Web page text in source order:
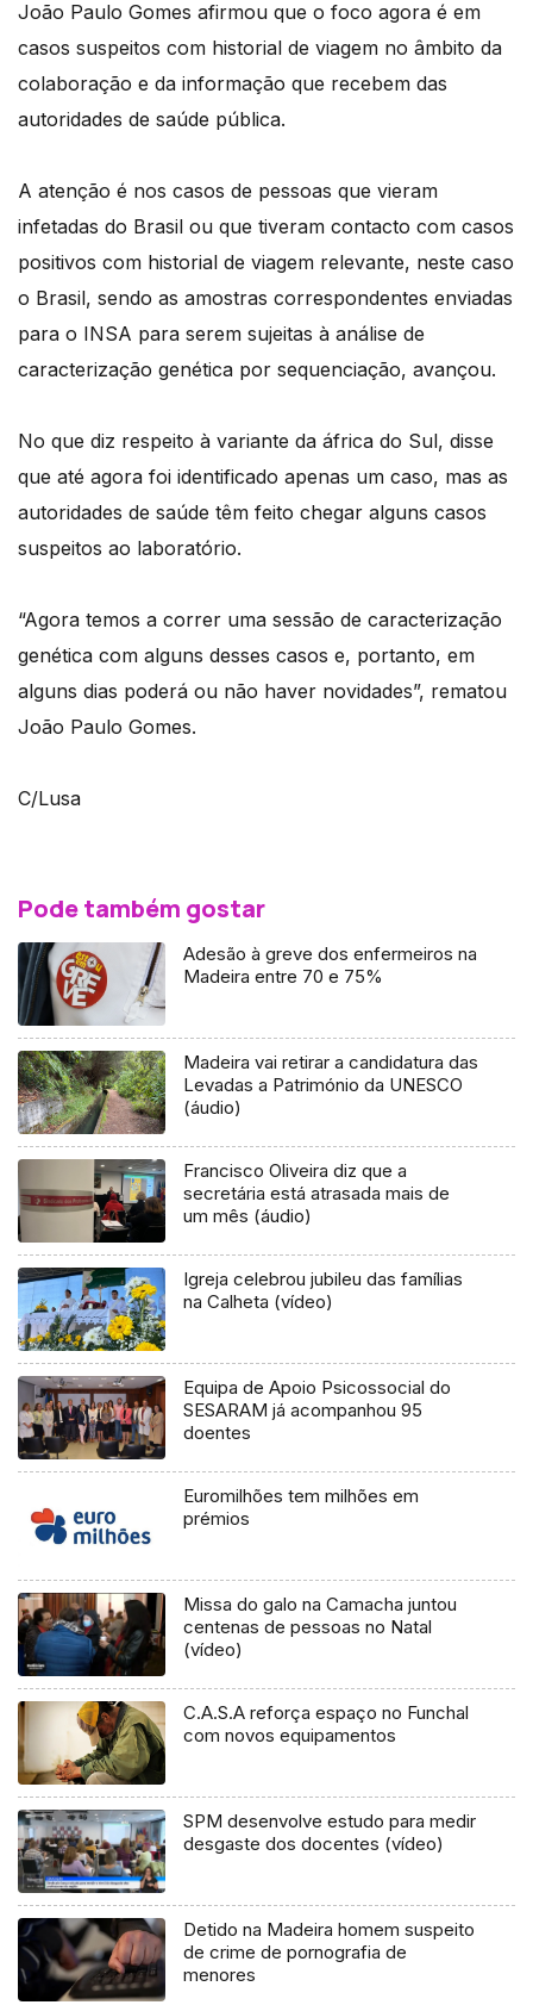
João Paulo Gomes afirmou que o foco agora é em
casos suspeitos com historial de viagem no âmbito da
colaboração e da informação que recebem das
autoridades de saúde pública.
A atenção é nos casos de pessoas que vieram
infetadas do Brasil ou que tiveram contacto com casos
positivos com historial de viagem relevante, neste caso
o Brasil, sendo as amostras correspondentes enviadas
para o INSA para serem sujeitas à análise de
caracterização genética por sequenciação, avançou.
No que diz respeito à variante da áfrica do Sul, disse
que até agora foi identificado apenas um caso, mas as
autoridades de saúde têm feito chegar alguns casos
suspeitos ao laboratório.
“Agora temos a correr uma sessão de caracterização
genética com alguns desses casos e, portanto, em
alguns dias poderá ou não haver novidades”, rematou
João Paulo Gomes.
C/Lusa
Pode também gostar
Adesão à greve dos enfermeiros na
Madeira entre 70 e 75%
Madeira vai retirar a candidatura das
Levadas a Património da UNESCO
(áudio)
Francisco Oliveira diz que a
secretária está atrasada mais de
um mês (áudio)
Igreja celebrou jubileu das famílias
na Calheta (vídeo)
Equipa de Apoio Psicossocial do
SESARAM já acompanhou 95
doentes
Euromilhões tem milhões em
prémios
Missa do galo na Camacha juntou
centenas de pessoas no Natal
(vídeo)
C.A.S.A reforça espaço no Funchal
com novos equipamentos
SPM desenvolve estudo para medir
desgaste dos docentes (vídeo)
Detido na Madeira homem suspeito
de crime de pornografia de
menores